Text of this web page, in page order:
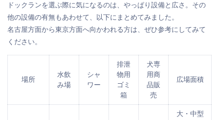
ドックランを選ぶ際に気になるのは、やっぱり設備と広さ。その
他の設備の有無もあわせて、以下にまとめてみました。
名古屋方面から東京方面へ向かわれる方は、ぜひ参考にしてみて
ください。
場所
水飲
み場
シャ
ワー
排泄
物用
ゴミ
箱
犬専
用商
品販
売
広場面積
大・中型